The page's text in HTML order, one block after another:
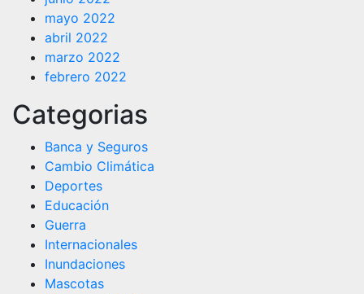
mayo 2022
abril 2022
marzo 2022
febrero 2022
Categorias
Banca y Seguros
Cambio Climática
Deportes
Educación
Guerra
Internacionales
Inundaciones
Mascotas